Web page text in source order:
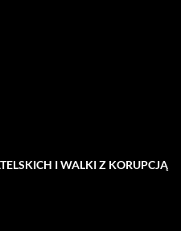
I WALKI Z KORUPCJĄ